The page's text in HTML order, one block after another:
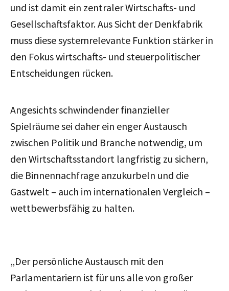
und ist damit ein zentraler Wirtschafts- und
Gesellschaftsfaktor. Aus Sicht der Denkfabrik
muss diese systemrelevante Funktion stärker in
den Fokus wirtschafts- und steuerpolitischer
Entscheidungen rücken.
Angesichts schwindender finanzieller
Spielräume sei daher ein enger Austausch
zwischen Politik und Branche notwendig, um
den Wirtschaftsstandort langfristig zu sichern,
die Binnennachfrage anzukurbeln und die
Gastwelt – auch im internationalen Vergleich –
wettbewerbsfähig zu halten.
„Der persönliche Austausch mit den
Parlamentariern ist für uns alle von großer